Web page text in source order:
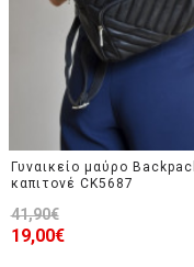
Γυναικείο μαύρο
καπιτονέ CK5687
19,00€
41,90€